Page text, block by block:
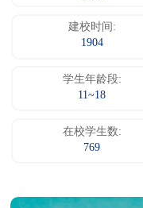
建校时间:
1904
学生年龄段:
11~18
在校学生数:
769